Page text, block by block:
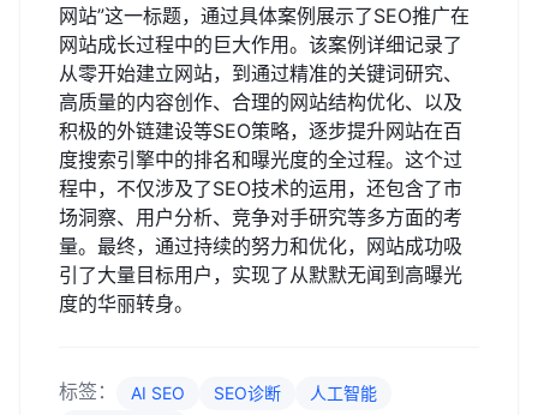
网站”这一标题，通过具体案例展示了SEO推广在
网站成长过程中的巨大作用。该案例详细记录了
从零开始建立网站，到通过精准的关键词研究、
高质量的内容创作、合理的网站结构优化、以及
积极的外链建设等SEO策略，逐步提升网站在百
度搜索引擎中的排名和曝光度的全过程。这个过
程中，不仅涉及了SEO技术的运用，还包含了市
场洞察、用户分析、竞争对手研究等多方面的考
量。最终，通过持续的努力和优化，网站成功吸
引了大量目标用户，实现了从默默无闻到高曝光
度的华丽转身。
标签： AI SEO SEO诊断
人工智能